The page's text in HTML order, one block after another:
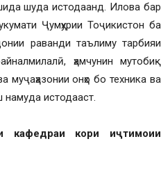
шуда истодаанд. Илова бар
Ҷумҳурии Тоҷикистон ба
раванди таълиму тарбияи
ҳамчунин мутобиқ
муҷаҳазонии онҳо бо техника ва
истодааст.
кафедраи кори иҷтимоии